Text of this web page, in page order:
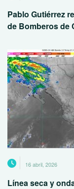
Pablo Gutiérrez
de Bomberos de
16 abril, 2026
Línea seca y